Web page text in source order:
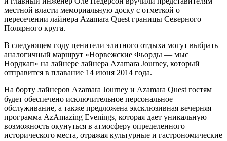
местной власти мемориальную доску с отметкой о
пересечении лайнера Azamara Quest границы Северного
Полярного круга.
В следующем году ценители элитного отдыха могут выбрать
аналогичный маршрут «Норвежские Фьорды — мыс
Нордкап» на лайнере лайнера Azamara Journey, который
отправится в плавание 14 июня 2014 года.
На борту лайнеров Azamara Journey и Azamara Quest гостям
будет обеспечено исключительное персональное
обслуживание, а также предложена эксклюзивная вечерняя
программа AzAmazing Evenings, которая дает уникальную
возможность окунуться в атмосферу определенного
исторического места, отражая культурные и гастрономические